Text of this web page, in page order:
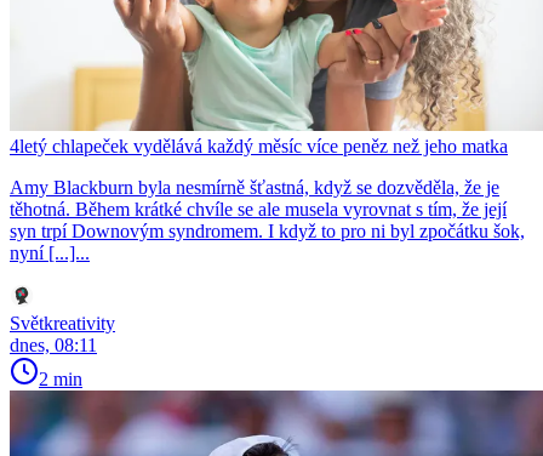
4letý chlapeček vydělává každý měsíc více peněz než jeho matka
Amy Blackburn byla nesmírně šťastná, když se dozvěděla, že je
těhotná. Během krátké chvíle se ale musela vyrovnat s tím, že její
syn trpí Downovým syndromem. I když to pro ni byl zpočátku šok,
nyní [...]...
Světkreativity
dnes, 08:11
2 min